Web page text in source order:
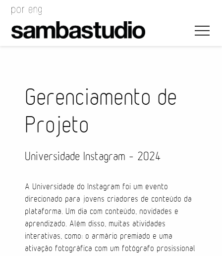
Direção Artística
Coordenação de Evento
Coordenação Técnica
Direção de Evento
Gerenciamento de
Projeto
Universidade Instagram – 2024
A Universidade do Instagram foi um evento
direcionado para jovens criadores de conteúdo da
plataforma. Um dia com conteúdo, novidades e
aprendizado. Além disso, muitas atividades
interativas, como: o armário premiado e uma
ativação fotográfica com um fotógrafo prosissional